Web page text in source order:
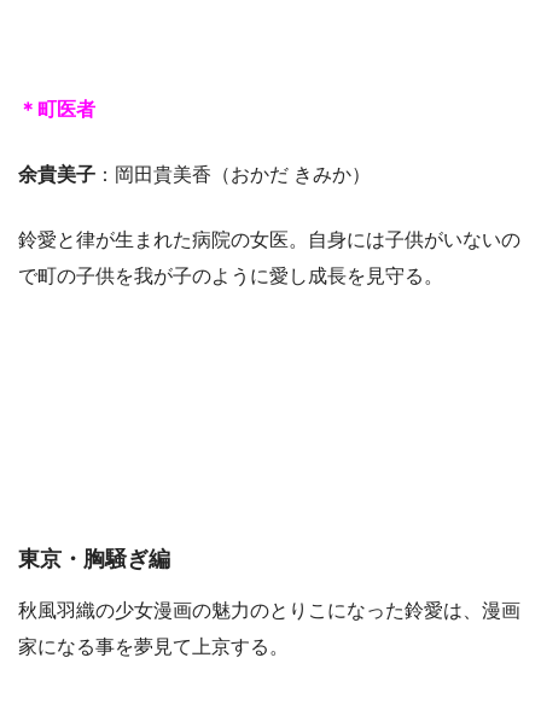
＊町医者
余貴美子 ：岡田貴美香（おかだ きみか）
鈴愛と律が生まれた病院の女医。自身には子供がいないの
で町の子供を我が子のように愛し成長を見守る。
東京・胸騒ぎ編
秋風羽織の少女漫画の魅力のとりこになった鈴愛は、漫画
家になる事を夢見て上京する。